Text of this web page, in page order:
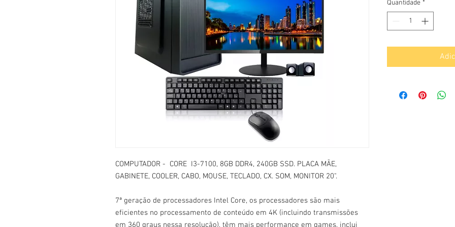
COMPUTADOR - CORE I3-7100, 8GB DDR4, 240GB SSD. PLACA MÃE,
GABINETE, COOLER, CABO, MOUSE, TECLADO, CX. SOM, MONITOR 20".
7ª geração de processadores Intel Core, os processadores são mais
eficientes no processamento de conteúdo em 4K (incluindo transmissões
em 360 graus nessa resolução), têm mais performance em games, inclui
Quantidade *